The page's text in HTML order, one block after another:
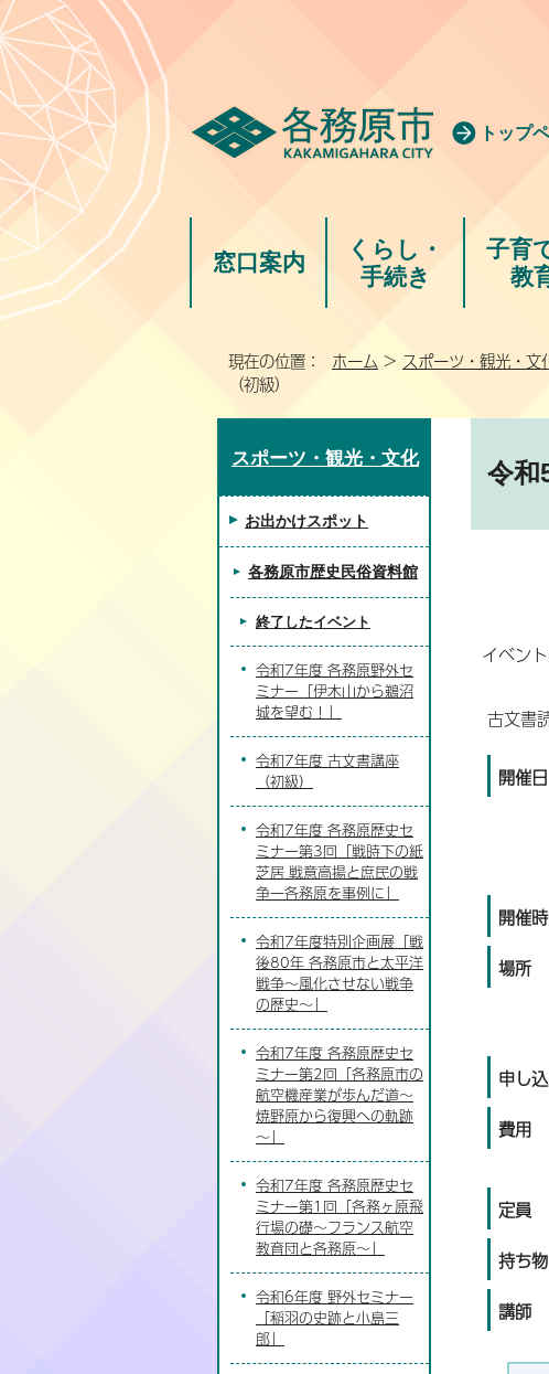
トップ
窓口案内
くらし・
手続き
子育
教
現在の位置： ホーム > スポーツ・観光・文
（初級）
令和
イベン
古文書
開催日
開催
場所
申し
費用
定員
持ち物
講師
スポーツ・観光・文化
お出かけスポット
各務原市歴史民俗資料館
終了したイベント
令和7年度 各務原野外セ
ミナー「伊木山から鵜沼
城を望む！」
令和7年度 古文書講座
（初級）
令和7年度 各務原歴史セ
ミナー第3回「戦時下の紙
芝居 戦意高揚と庶民の戦
争ー各務原を事例に」
令和7年度特別企画展「戦
後80年 各務原市と太平洋
戦争～風化させない戦争
の歴史～」
令和7年度 各務原歴史セ
ミナー第2回「各務原市の
航空機産業が歩んだ道～
焼野原から復興への軌跡
～」
令和7年度 各務原歴史セ
ミナー第1回「各務ヶ原飛
行場の礎～フランス航空
教育団と各務原～」
令和6年度 野外セミナー
「稲羽の史跡と小島三
郎」